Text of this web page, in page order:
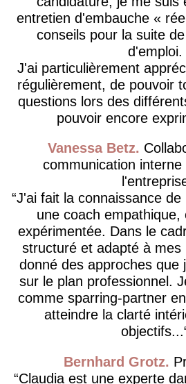
entretien d'embauche «
conseils pour la suite
d'emploi.
J'ai particulièrement
régulièrement, de pouvoir
questions lors des
pouvoir encore
Vanessa Betz
communication
J'ai fait la connaissance de
une coach
expérimentée. Dans le
structuré et adapté à mes
donné des approches que
sur le plan professionnel.
comme sparring-partner
atteindre la clarté
objectifs...
Bernhard Grotz
Claudia est une experte